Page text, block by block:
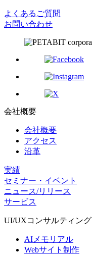
よくあるご質問
お問い合わせ
会社概要
会社概要
アクセス
沿革
実績
セミナー・イベント
ニュース/リリース
サービス
UI/UXコンサルティング
AIメモリアル
Webサイト制作